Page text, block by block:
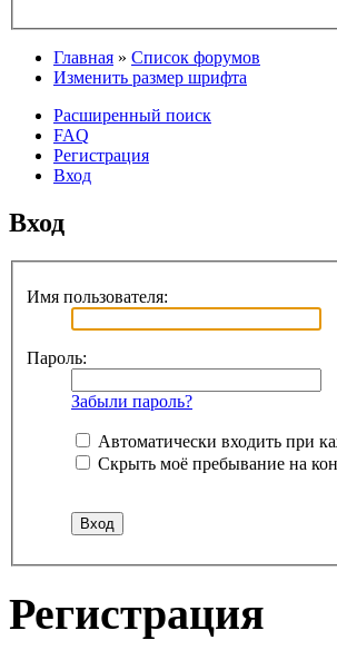
Главная » Список форумов
Изменить размер шрифта
Расширенный поиск
FAQ
Регистрация
Вход
Вход
Имя пользователя:
Пароль:
Забыли пароль?
Автоматически входить при
Скрыть моё пребывание на
Регистрация